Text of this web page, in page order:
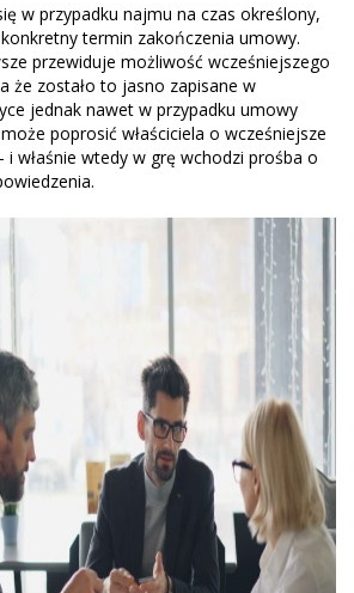
w przypadku najmu na czas określony,
termin zakończenia umowy.
przewiduje możliwość wcześniejszego
że zostało to jasno zapisane w
jednak nawet w przypadku umowy
poprosić właściciela o wcześniejsze
właśnie wtedy w grę wchodzi prośba o